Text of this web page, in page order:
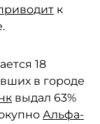
к
18
в городе
выдал 63%
Альфа-